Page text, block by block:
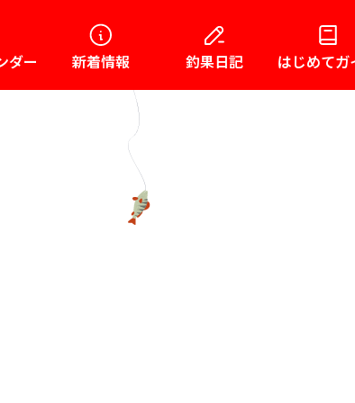
ダー 新着情報 釣果日記 はじめてガ